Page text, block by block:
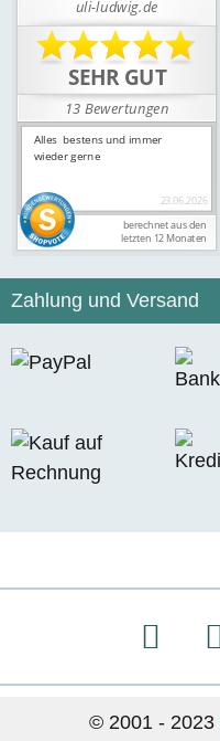
Zahlung und Versand
© 2001 - 2023